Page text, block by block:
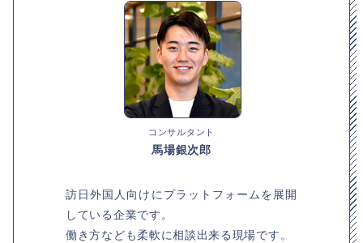
コンサルタント
馬場銀次郎
訪日外国人向けにプラットフォームを展開
している企業です。
働き方なども柔軟に相談出来る現場です。